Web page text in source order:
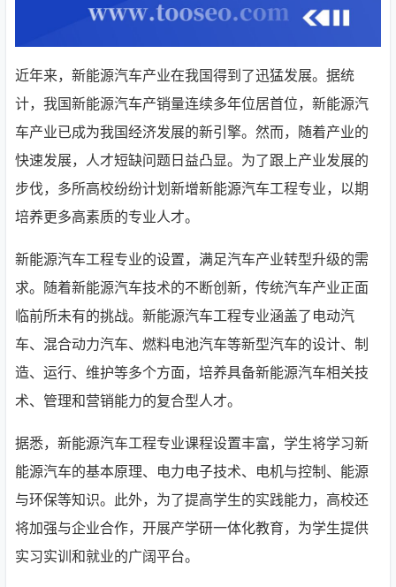
近年来，新能源汽车产业在我国得到了迅猛发展。据统
计，我国新能源汽车产销量连续多年位居首位，新能源汽
车产业已成为我国经济发展的新引擎。然而，随着产业的
快速发展，人才短缺问题日益凸显。为了跟上产业发展的
步伐，多所高校纷纷计划新增新能源汽车工程专业，以期
培养更多高素质的专业人才。
新能源汽车工程专业的设置，满足汽车产业转型升级的需
求。随着新能源汽车技术的不断创新，传统汽车产业正面
临前所未有的挑战。新能源汽车工程专业涵盖了电动汽
车、混合动力汽车、燃料电池汽车等新型汽车的设计、制
造、运行、维护等多个方面，培养具备新能源汽车相关技
术、管理和营销能力的复合型人才。
据悉，新能源汽车工程专业课程设置丰富，学生将学习新
能源汽车的基本原理、电力电子技术、电机与控制、能源
与环保等知识。此外，为了提高学生的实践能力，高校还
将加强与企业合作，开展产学研一体化教育，为学生提供
实习实训和就业的广阔平台。